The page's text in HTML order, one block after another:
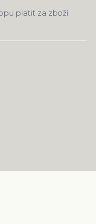
platit za zboží